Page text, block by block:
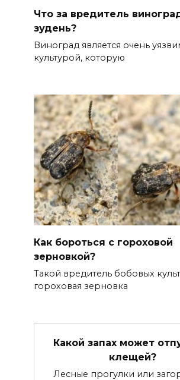
Что за вредитель
зудень?
Виноград является очень
культурой, которую
Как бороться с гороховой
зерновкой?
Такой вредитель бобовых
гороховая зерновка
Какой запах может
клещей?
Лесные прогулки или